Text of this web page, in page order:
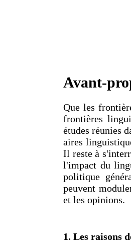
Avant-
Que les
frontières
études réunies
aires
Il reste à
l'impact du
politique
peuvent
et les opinions.
1. Les raisons